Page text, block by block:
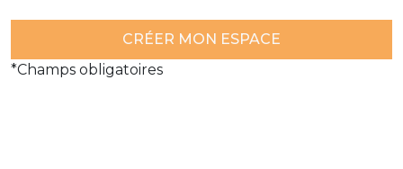
*Champs obligatoires